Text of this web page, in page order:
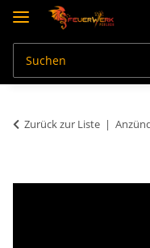
Zurück zur Liste